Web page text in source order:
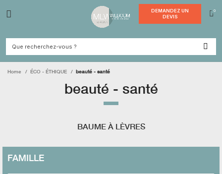
Home ÉCO - ÉTHIQUE beauté - santé
beauté - santé
BAUME À LÈVRES
FAMILLE